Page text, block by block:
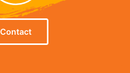
Contact